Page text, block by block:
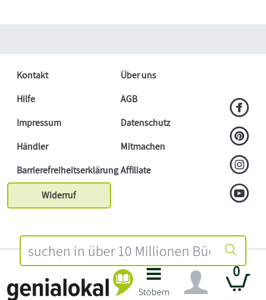
Stöbern
0
Kontakt
Über uns
Hilfe
AGB
Impressum
Datenschutz
Händler
Mitmachen
BarrierefreiheitserklärungAffiliate
Widerruf